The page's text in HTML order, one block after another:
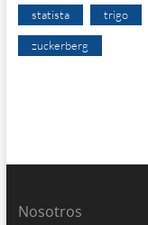
statista trigo
zuckerberg
Nosotros